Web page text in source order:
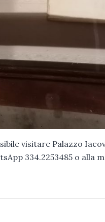
visitare Palazzo
334.2253485 o alla